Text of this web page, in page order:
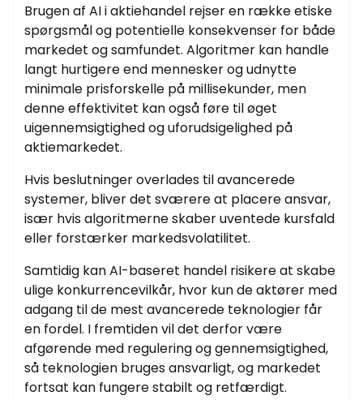
Brugen af AI i aktiehandel rejser en række etiske
spørgsmål og potentielle konsekvenser for både
markedet og samfundet. Algoritmer kan handle
langt hurtigere end mennesker og udnytte
minimale prisforskelle på millisekunder, men
denne effektivitet kan også føre til øget
uigennemsigtighed og uforudsigelighed på
aktiemarkedet.
Hvis beslutninger overlades til avancerede
systemer, bliver det sværere at placere ansvar,
især hvis algoritmerne skaber uventede kursfald
eller forstærker markedsvolatilitet.
Samtidig kan AI-baseret handel risikere at skabe
ulige konkurrencevilkår, hvor kun de aktører med
adgang til de mest avancerede teknologier får
en fordel. I fremtiden vil det derfor være
afgørende med regulering og gennemsigtighed,
så teknologien bruges ansvarligt, og markedet
fortsat kan fungere stabilt og retfærdigt.